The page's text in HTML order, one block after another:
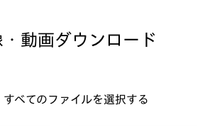
・動画ダウンロード
すべてのファイルを選択する